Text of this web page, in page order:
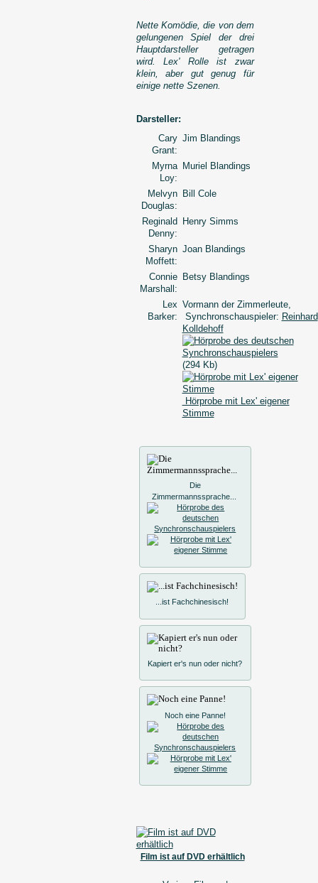
Nette Komödie, die von dem
gelungenen Spiel der drei
Hauptdarsteller getragen
wird. Lex' Rolle ist zwar
klein, aber gut genug für
einige nette Szenen.
Darsteller:
Cary
Grant:
Jim Blandings
Myrna
Loy:
Muriel Blandings
Melvyn
Douglas:
Bill Cole
Reginald
Denny:
Henry Simms
Sharyn
Moffett:
Joan Blandings
Connie
Marshall:
Betsy Blandings
Lex
Barker:
Vormann der Zimmerleute,
Synchronschauspieler: Reinhard
Kolldehoff
(294 Kb)
Hörprobe mit Lex' eigener
Stimme
Die
Zimmermannssprache...
...ist Fachchinesisch!
Kapiert er's nun oder nicht?
Noch eine Panne!
Film ist auf DVD erhältlich